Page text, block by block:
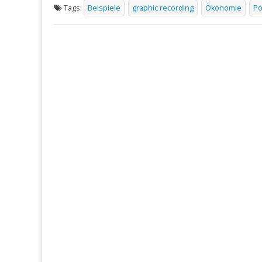
Tags: Beispiele graphic recording Ökonomie